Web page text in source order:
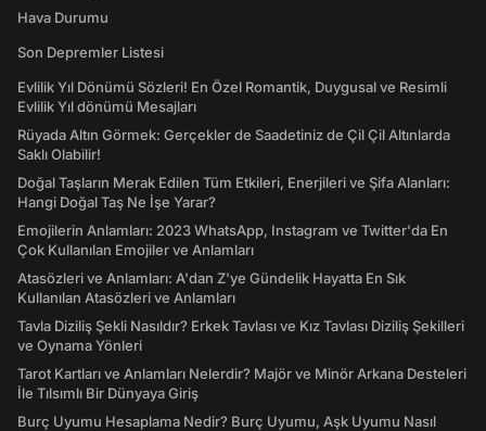
Hava Durumu
Son Depremler Listesi
Evlilik Yıl Dönümü Sözleri! En Özel Romantik, Duygusal ve Resimli
Evlilik Yıl dönümü Mesajları
Rüyada Altın Görmek: Gerçekler de Saadetiniz de Çil Çil Altınlarda
Saklı Olabilir!
Doğal Taşların Merak Edilen Tüm Etkileri, Enerjileri ve Şifa Alanları:
Hangi Doğal Taş Ne İşe Yarar?
Emojilerin Anlamları: 2023 WhatsApp, Instagram ve Twitter'da En
Çok Kullanılan Emojiler ve Anlamları
Atasözleri ve Anlamları: A'dan Z'ye Gündelik Hayatta En Sık
Kullanılan Atasözleri ve Anlamları
Tavla Diziliş Şekli Nasıldır? Erkek Tavlası ve Kız Tavlası Diziliş Şekilleri
ve Oynama Yönleri
Tarot Kartları ve Anlamları Nelerdir? Majör ve Minör Arkana Desteleri
İle Tılsımlı Bir Dünyaya Giriş
Burç Uyumu Hesaplama Nedir? Burç Uyumu, Aşk Uyumu Nasıl